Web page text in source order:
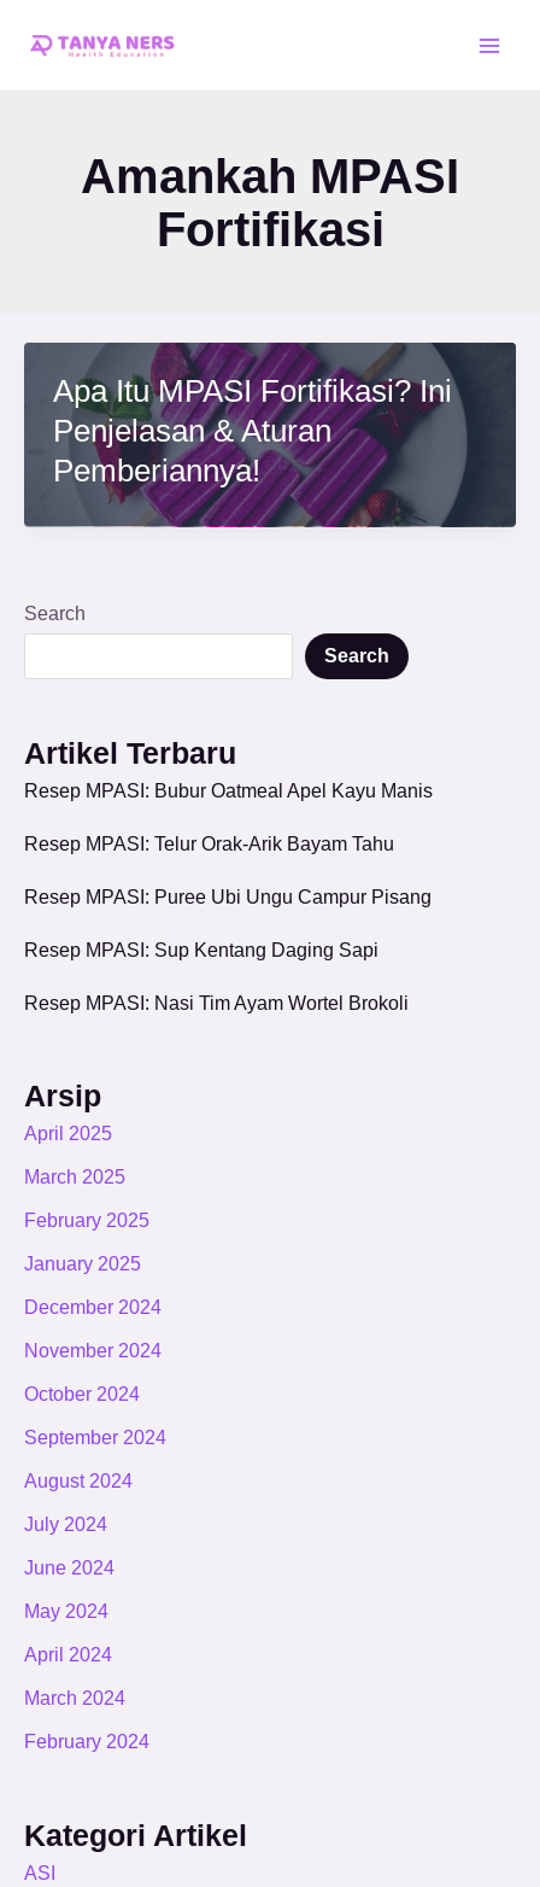
Amankah MPASI
Fortifikasi
Apa Itu MPASI Fortifikasi? Ini
Penjelasan & Aturan
Pemberiannya!
Search
Search
Artikel Terbaru
Resep MPASI: Bubur Oatmeal Apel Kayu Manis
Resep MPASI: Telur Orak-Arik Bayam Tahu
Resep MPASI: Puree Ubi Ungu Campur Pisang
Resep MPASI: Sup Kentang Daging Sapi
Resep MPASI: Nasi Tim Ayam Wortel Brokoli
Arsip
April 2025
March 2025
February 2025
January 2025
December 2024
November 2024
October 2024
September 2024
August 2024
July 2024
June 2024
May 2024
April 2024
March 2024
February 2024
Kategori Artikel
ASI